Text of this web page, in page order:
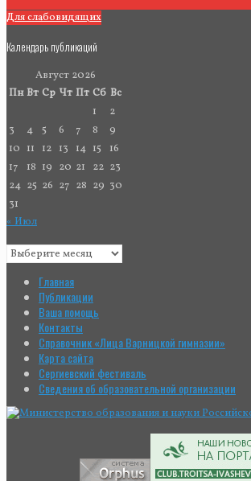
Для слабовидящих
Календарь публикаций
Август 2026
Пн Вт Ср Чт Пт Сб Вс
1
2
3
4 5 6 7 8
9
10 11 12 13 14 15
16
17
18 19 20 21 22 23
24 25 26 27 28 29 30
31
« Июл
Главная
Публикации
Ваша помощь
Контакты
Справочник «Лица Варницкой гимназии»
Карта сайта
Сергиевский фестиваль
Сведения об образовательной организации